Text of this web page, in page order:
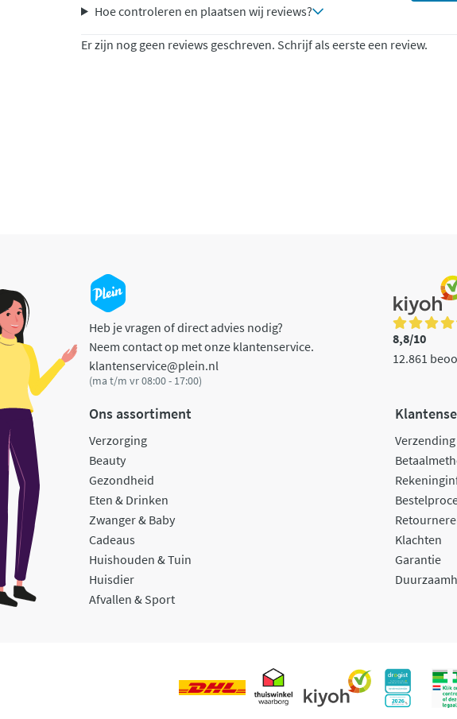
Hoe controleren en plaatsen wij reviews?
Er zijn nog geen reviews geschreven. Schrijf als eerste een review.
Heb je vragen of direct advies nodig?
Neem contact op met onze klantenservice.
klantenservice@plein.nl
(ma t/m vr 08:00 - 17:00)
8,8/10
12.861
Ons assortiment
Verzorging
Beauty
Gezondheid
Eten & Drinken
Zwanger & Baby
Cadeaus
Huishouden & Tuin
Huisdier
Afvallen & Sport
Klachten
Garantie